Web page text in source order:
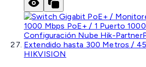
HIKVISION